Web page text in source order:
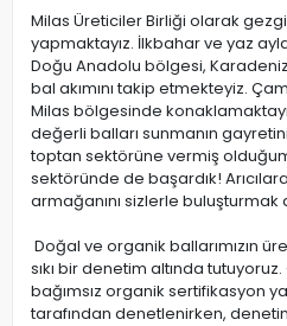
Milas Üreticiler Birliği olarak
yapmaktayız. İlkbahar ve yaz
Doğu Anadolu bölgesi,
bal akımını takip etmekteyiz.
Milas bölgesinde
değerli balları sunmanın
toptan sektörüne vermiş
sektöründe de başardık!
armağanını sizlerle buluşturmak
Doğal ve organik ballarımızın
sıkı bir denetim altında
bağımsız organik sertifikasyon
tarafından denetlenirken,